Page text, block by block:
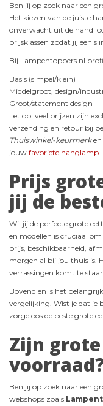
Ben jij op zoek naar een
Het kiezen van de juiste
onverwacht uit de hand
prijsklassen zodat jij een
Bij Lampentoppers.nl
Basis (simpel/klein)
Middelgroot, design/
Groot/statement design
Let op: veel prijzen zijn
verzending en retour bij
Thuiswinkel-keurmerken
jouw favoriete hanglamp.
Prijs
jij de
Wil jij de perfecte grote
en modellen is cruciaal
prijs, beschikbaarheid,
morgen al bij jou thuis is.
verrassingen komt te
Bovendien is het
vergelijking. Wist je dat je
zorgeloos de beste grote
Zijn
Ben jij op zoek naar een
webshops zoals